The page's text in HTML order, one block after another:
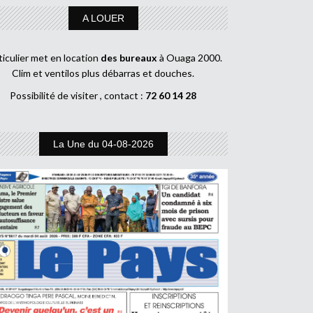
A LOUER
met en location des bureaux à Ouaga 2000.
Clim et ventilos plus débarras et douches.
Possibilité de visiter , contact : 72 60 14 28
La Une du 04-08-2026